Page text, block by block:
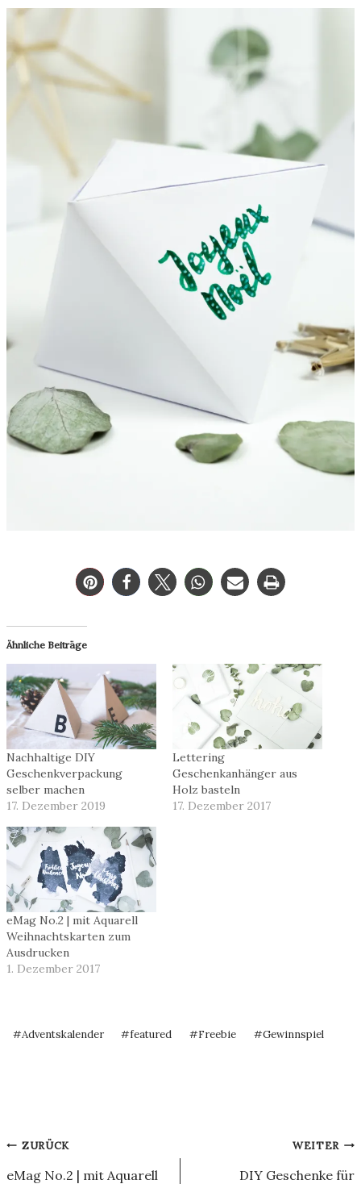
Ähnliche Beiträge
Nachhaltige DIY
Geschenkverpackung
selber machen
17. Dezember 2019
Lettering
Geschenkanhänger aus
Holz basteln
17. Dezember 2017
eMag No.2 | mit Aquarell
Weihnachtskarten zum
Ausdrucken
1. Dezember 2017
Schlagworte:
#Adventskalender #featured #Freebie #Gewinnspiel
Beitragsnavigation
ZURÜCK
eMag No.2 | mit Aquarell
WEITER
DIY Geschenke für